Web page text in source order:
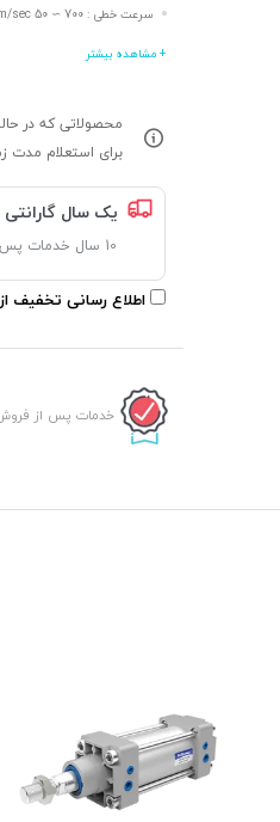
سرعت خطی : 700 ∼ 50 mm/sec
+ مشاهده بیشتر
برای استعلام مدت
یک سال
10 سال خدمات پس از فروش برای تمام محصولات
اطلاع رسانی تخفیف
خدمات پس از